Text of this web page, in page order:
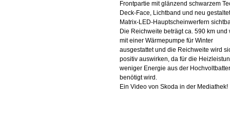
Frontpartie mit glänzend schwarzem
Deck-Face, Lichtband und neu
Matrix-LED-Hauptscheinwerfern
Die Reichweite beträgt ca. 590 km und
mit einer Wärmepumpe für Winter
ausgestattet und die Reichweite wird
positiv auswirken, da für die
weniger Energie aus der
benötigt wird.
Ein Video von Skoda in der Mediathek!